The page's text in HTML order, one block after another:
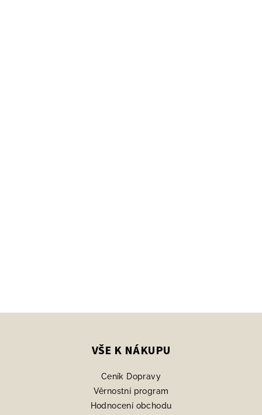
VŠE K NÁKUPU
Ceník Dopravy
Věrnostní program
Hodnocení obchodu